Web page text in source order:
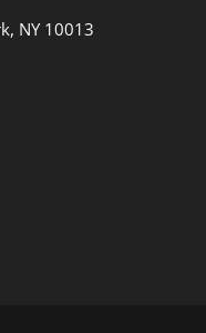
NY 10013